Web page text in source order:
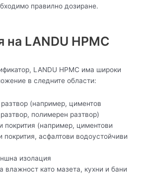
правилно дозиране.
LANDU HPMC
LANDU HPMC има широки
в следните области:
(например, циментов
полимерен разтвор)
покрития (например, циментови
покрития, асфалтови водоустойчиви
изолация
влажност като мазета, кухни и бани